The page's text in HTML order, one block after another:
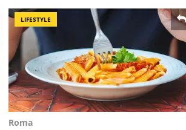
LIFESTYLE
Roma